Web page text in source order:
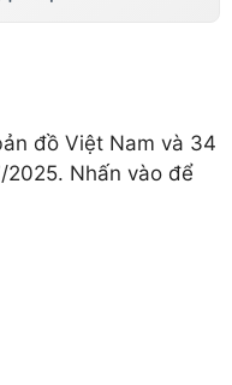
đồ Việt Nam và 34
2025. Nhấn vào để